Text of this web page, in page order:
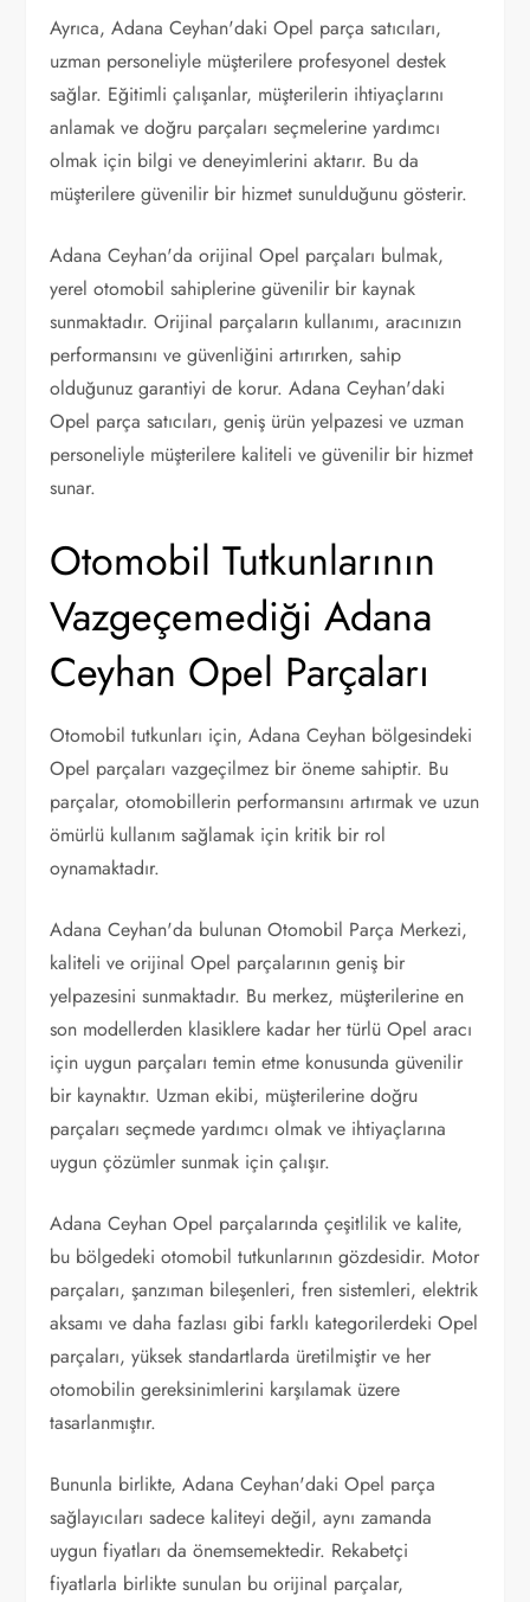
Ayrıca, Adana Ceyhan'daki Opel parça satıcıları,
uzman personeliyle müşterilere profesyonel destek
sağlar. Eğitimli çalışanlar, müşterilerin ihtiyaçlarını
anlamak ve doğru parçaları seçmelerine yardımcı
olmak için bilgi ve deneyimlerini aktarır. Bu da
müşterilere güvenilir bir hizmet sunulduğunu gösterir.
Adana Ceyhan'da orijinal Opel parçaları bulmak,
yerel otomobil sahiplerine güvenilir bir kaynak
sunmaktadır. Orijinal parçaların kullanımı, aracınızın
performansını ve güvenliğini artırırken, sahip
olduğunuz garantiyi de korur. Adana Ceyhan'daki
Opel parça satıcıları, geniş ürün yelpazesi ve uzman
personeliyle müşterilere kaliteli ve güvenilir bir hizmet
sunar.
Otomobil Tutkunlarının
Vazgeçemediği Adana
Ceyhan Opel Parçaları
Otomobil tutkunları için, Adana Ceyhan bölgesindeki
Opel parçaları vazgeçilmez bir öneme sahiptir. Bu
parçalar, otomobillerin performansını artırmak ve uzun
ömürlü kullanım sağlamak için kritik bir rol
oynamaktadır.
Adana Ceyhan'da bulunan Otomobil Parça Merkezi,
kaliteli ve orijinal Opel parçalarının geniş bir
yelpazesini sunmaktadır. Bu merkez, müşterilerine en
son modellerden klasiklere kadar her türlü Opel aracı
için uygun parçaları temin etme konusunda güvenilir
bir kaynaktır. Uzman ekibi, müşterilerine doğru
parçaları seçmede yardımcı olmak ve ihtiyaçlarına
uygun çözümler sunmak için çalışır.
Adana Ceyhan Opel parçalarında çeşitlilik ve kalite,
bu bölgedeki otomobil tutkunlarının gözdesidir. Motor
parçaları, şanzıman bileşenleri, fren sistemleri, elektrik
aksamı ve daha fazlası gibi farklı kategorilerdeki Opel
parçaları, yüksek standartlarda üretilmiştir ve her
otomobilin gereksinimlerini karşılamak üzere
tasarlanmıştır.
Bununla birlikte, Adana Ceyhan'daki Opel parça
sağlayıcıları sadece kaliteyi değil, aynı zamanda
uygun fiyatları da önemsemektedir. Rekabetçi
fiyatlarla birlikte sunulan bu orijinal parçalar,